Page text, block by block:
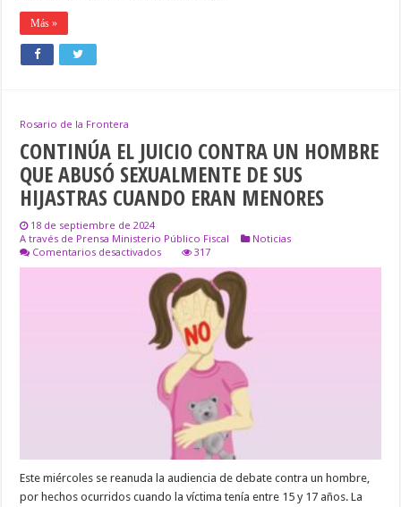
Más »
Rosario de la Frontera
CONTINÚA EL JUICIO CONTRA UN HOMBRE
QUE ABUSÓ SEXUALMENTE DE SUS
HIJASTRAS CUANDO ERAN MENORES
18 de septiembre de 2024
A través de Prensa Ministerio Público Fiscal
Noticias
Comentarios desactivadosen
CONTINÚA
EL
JUICIO
CONTRA
UN
HOMBRE
QUE
ABUSÓ
SEXUALMENTE
DE
SUS
HIJASTRAS
CUANDO
ERAN
MENORES
317
Este miércoles se reanuda la audiencia de debate contra un hombre,
por hechos ocurridos cuando la víctima tenía entre 15 y 17 años. La